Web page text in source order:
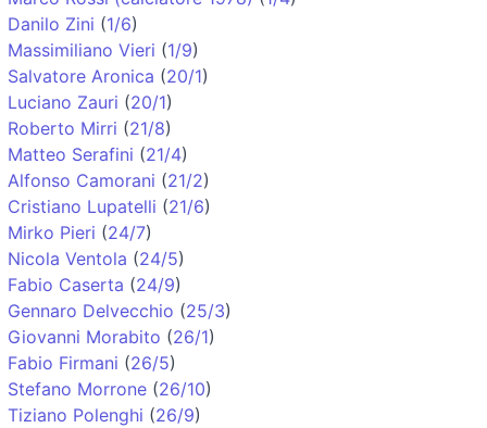
Danilo Zini (1/6)
Massimiliano Vieri (1/9)
Salvatore Aronica (20/1)
Luciano Zauri (20/1)
Roberto Mirri (21/8)
Matteo Serafini (21/4)
Alfonso Camorani (21/2)
Cristiano Lupatelli (21/6)
Mirko Pieri (24/7)
Nicola Ventola (24/5)
Fabio Caserta (24/9)
Gennaro Delvecchio (25/3)
Giovanni Morabito (26/1)
Fabio Firmani (26/5)
Stefano Morrone (26/10)
Tiziano Polenghi (26/9)